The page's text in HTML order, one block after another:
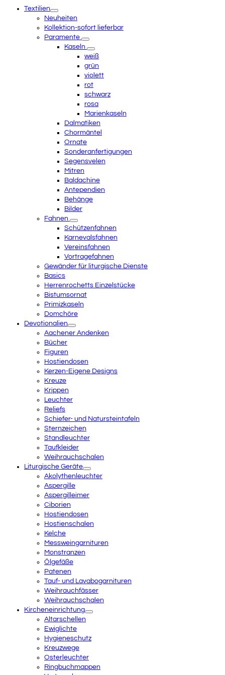
menuTextilien
Neuheiten
Kollektion-sofort lieferbar
Paramente
Kaseln
weiß
grün
violett
rot
schwarz
rosa
Marienkaseln
Dalmatiken
Chormäntel
Ornate
Sonderanfertigungen
Segensvelen
Mitren
Baldachine
Antependien
Behänge
Bilder
Fahnen
Schützenfahnen
Karnevalsfahnen
Vereinsfahnen
Vortragefahnen
Gewänder für liturgische Dienste
Basics
Herrenrochetts Einzelstücke
Bistumsornat
Primizkaseln
Domchöre
Devotionalien
Aachener Andenken
Bücher
Figuren
Hostiendosen
Kerzen-Eigene Designs
Kreuze
Krippen
Leuchter
Reliefs
Schiefer- und Natursteintafeln
Sternzeichen
Standleuchter
Taufkleider
Weihrauchschalen
Liturgische Geräte
Akolythenleuchter
Aspergille
Aspergilleimer
Ciborien
Hostiendosen
Hostienschalen
Kelche
Messweingarnituren
Monstranzen
Ölgefäße
Patenen
Tauf- und Lavabogarnituren
Weihrauchfässer
Weihrauchschalen
Kircheneinrichtung
Altarschellen
Ewiglichte
Hygieneschutz
Kreuzwege
Osterleuchter
Ringbuchmappen